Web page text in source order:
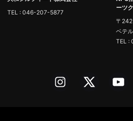
TEL : 046-207-5877
ーツ
〒
ベテ
TEL :